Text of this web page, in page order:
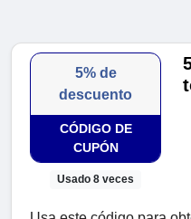
5% de
descuento
CÓDIGO DE
CUPÓN
Usado 8 veces